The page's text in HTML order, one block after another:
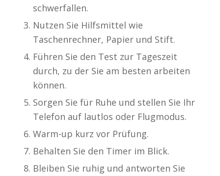
schwerfallen.
Nutzen Sie Hilfsmittel wie
Taschenrechner, Papier und Stift.
Führen Sie den Test zur Tageszeit
durch, zu der Sie am besten arbeiten
können.
Sorgen Sie für Ruhe und stellen Sie Ihr
Telefon auf lautlos oder Flugmodus.
Warm-up kurz vor Prüfung.
Behalten Sie den Timer im Blick.
Bleiben Sie ruhig und antworten Sie